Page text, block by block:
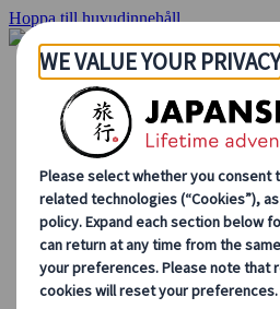
Hoppa till huvudinnehåll
Hemsidan
Resor
Individuellt resande
Gruppresor
Semester med självkörning
Utflykter
Skräddarsydda gruppresor
Japan Rail Pass
Hur vi arbetar
Om oss
Vårt team
Bli en del av vårt team